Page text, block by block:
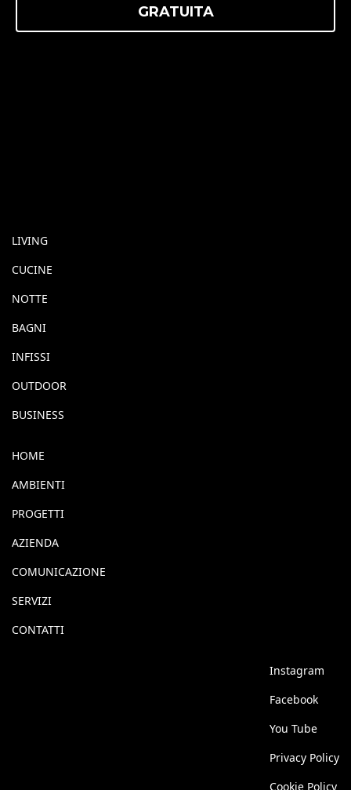
GRATUITA
LIVING
CUCINE
NOTTE
BAGNI
INFISSI
OUTDOOR
BUSINESS
HOME
AMBIENTI
PROGETTI
AZIENDA
COMUNICAZIONE
SERVIZI
CONTATTI
Instagram
Facebook
You Tube
Privacy Policy
Cookie Policy